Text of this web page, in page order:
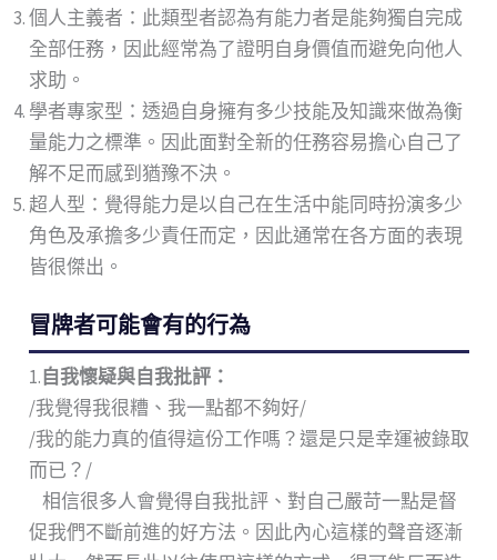
個人主義者：此類型者認為有能力者是能夠獨自完成
全部任務，因此經常為了證明自身價值而避免向他人
求助。
學者專家型：透過自身擁有多少技能及知識來做為衡
量能力之標準。因此面對全新的任務容易擔心自己了
解不足而感到猶豫不決。
超人型：覺得能力是以自己在生活中能同時扮演多少
角色及承擔多少責任而定，因此通常在各方面的表現
皆很傑出。
冒牌者可能會有的行為
1.自我懷疑與自我批評：
/我覺得我很糟、我一點都不夠好/
/我的能力真的值得這份工作嗎？還是只是幸運被錄取
而已？/
相信很多人會覺得自我批評、對自己嚴苛一點是督
促我們不斷前進的好方法。因此內心這樣的聲音逐漸